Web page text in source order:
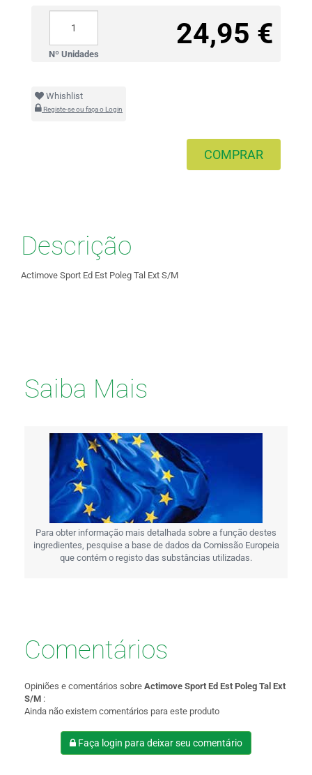
24,95 €
Nº Unidades
Whishlist
Registe-se ou faça o Login
COMPRAR
Descrição
Actimove Sport Ed Est Poleg Tal Ext S/M
Saiba Mais
Para obter informação mais detalhada sobre a função destes
ingredientes, pesquise a base de dados da Comissão Europeia
que contém o registo das substâncias utilizadas.
Comentários
Opiniões e comentários sobre Actimove Sport Ed Est Poleg Tal Ext
S/M :
Ainda não existem comentários para este produto
Faça login para deixar seu comentário